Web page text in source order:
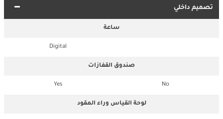
تصميم داخلي
ساعة
Digital
صندوق القفازات
No
Yes
لوحة القياس وراء المقود